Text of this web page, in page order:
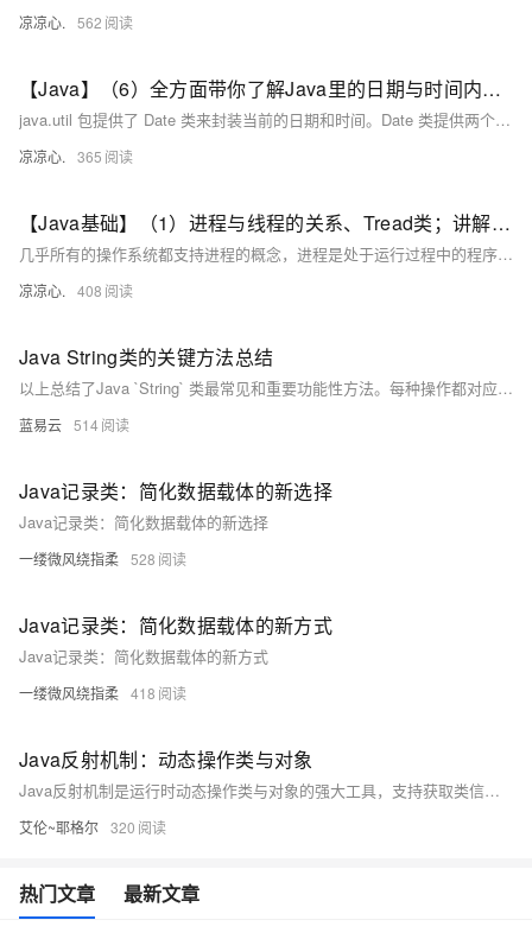
凉凉心. 562
【Java】（6）全方面带你了解Java里的日期与时间内容，介绍 Calendar、GregorianCalendar、Date类
java.util 包提供了 Date 类来封装当前的日期和时间。Date 类提供两个构造函数来实例化 Date 对象。第一个构造函数使用当前日期和时间来初始化对象。Date( )第二个构造函数接收一个参数，该参数是从1970年1月1日起的毫秒数。
凉凉心. 365
【Java基础】（1）进程与线程的关系、Tread类；讲解基本线程安全、网络编程内容；JSON序列化与反序列化
几乎所有的操作系统都支持进程的概念，进程是处于运行过程中的程序，并且具有一定的独立功能，进程是系统进行资源分配和调度的一个独立单位一般而言，进程包含如下三个特征。独立性动态性并发性。
凉凉心. 408
Java String类的关键方法总结
以上总结了Java `String` 类最常见和重要功能性方法。每种操作都对应着日常编程任务，并且理解每种操作如何影响及处理 `Strings` 对于任何使用 Java 的开发者来说都至关重要。
蓝易云 514
Java记录类：简化数据载体的新选择
Java记录类：简化数据载体的新选择
一缕微风绕指柔 528
Java记录类：简化数据载体的新方式
Java记录类：简化数据载体的新方式
一缕微风绕指柔 418
Java反射机制：动态操作类与对象
Java反射机制是运行时动态操作类与对象的强大工具，支持获取类信息、动态创建实例、调用方法、访问字段等。它在框架开发、依赖注入、动态代理等方面有广泛应用，但也存在性能开销和安全风险。本文详解反射核心API、实战案例及性能优化策略，助你掌握Java动态编程精髓。
艾伦~耶格尔 320
热门文章 最新文章